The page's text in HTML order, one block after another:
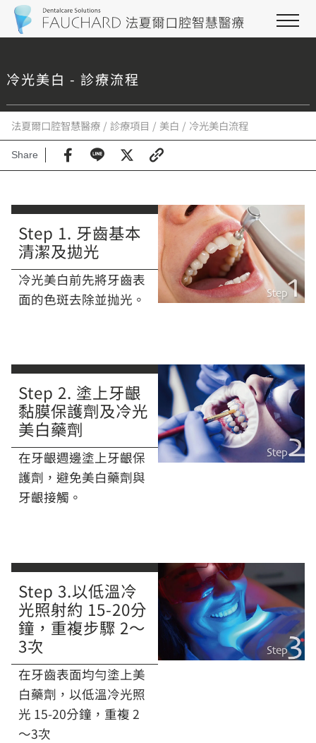
冷光美白 - 診療流程
法夏爾口腔智慧醫療 診療項目 美白 冷光美白流程
Share
Step 1. 牙齒基本
清潔及拋光
冷光美白前先將牙齒表
面的色斑去除並抛光。
Step 2. 塗上牙齦
黏膜保護劑及冷光
美白藥劑
在牙齦週邊塗上牙齦保
護劑，避免美白藥劑與
牙齦接觸。
Step 3.以低溫冷
光照射約 15-20分
鐘，重複步驟 2～
3次
在牙齒表面均勻塗上美
白藥劑，以低溫冷光照
光 15-20分鐘，重複 2
～3次